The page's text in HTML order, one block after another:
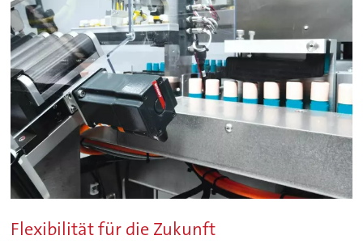
Flexibilität für die Zukunft